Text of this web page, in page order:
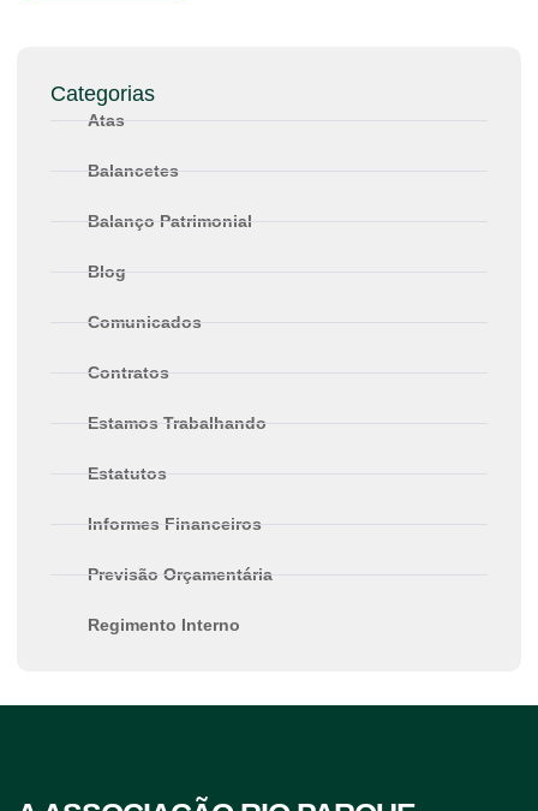
Categorias
Atas
Balancetes
Balanço Patrimonial
Blog
Comunicados
Contratos
Estamos Trabalhando
Estatutos
Informes Financeiros
Previsão Orçamentária
Regimento Interno